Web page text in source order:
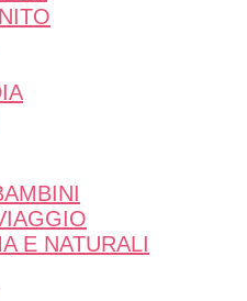
E NATURALI